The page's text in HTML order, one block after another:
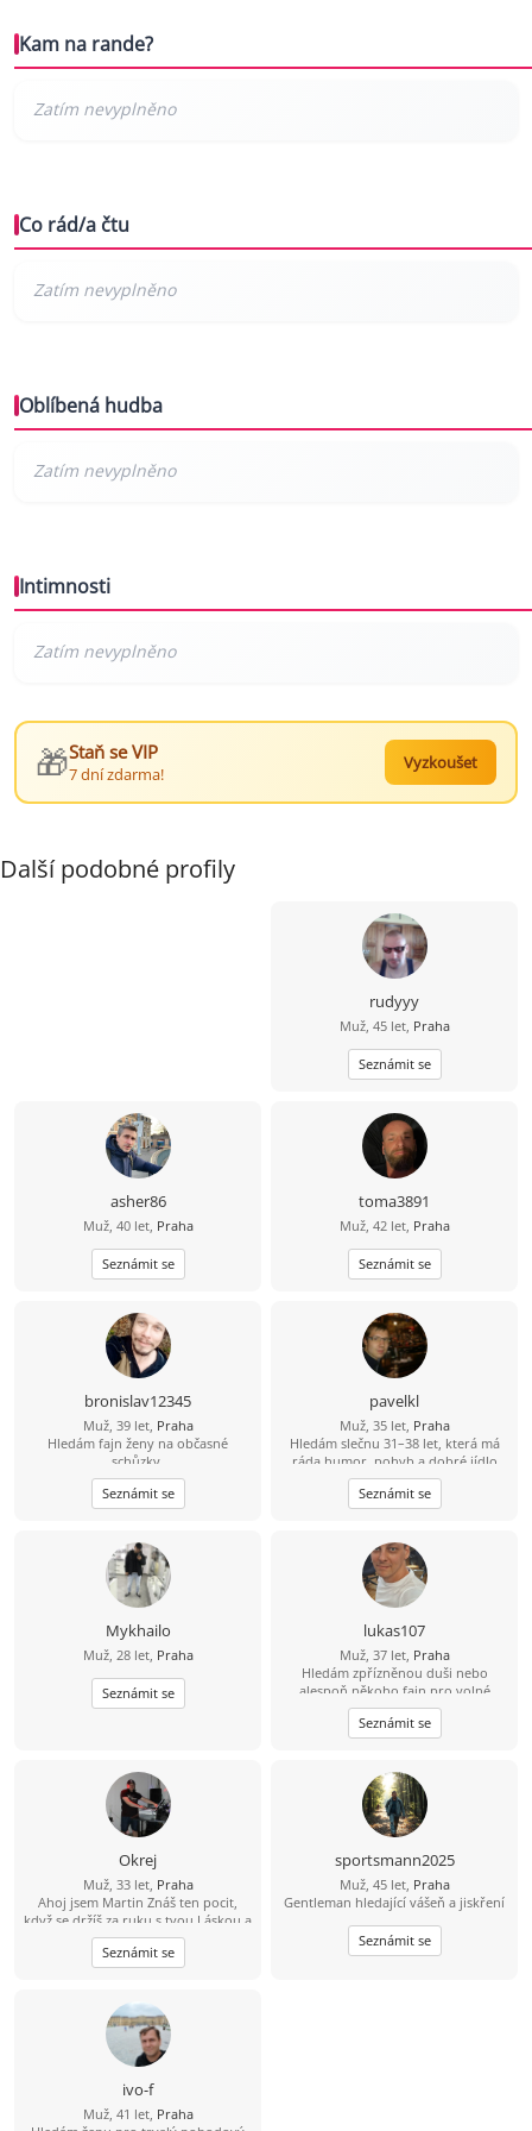
Kam na rande?
Co rád/a čtu
Oblíbená hudba
Intimnosti
🎁Staň se VIP
7 dní zdarma!
Vyzkoušet
Další podobné profily
rudyyy
Muž, 45 let, Praha
Seznámit se
asher86
Muž, 40 let, Praha
Seznámit se
toma3891
Muž, 42 let, Praha
Seznámit se
bronislav12345
Muž, 39 let, Praha
Hledám fajn ženy na občasné
schůzky.
Seznámit se
pavelkl
Muž, 35 let, Praha
Hledám slečnu 31–38 let, která má
ráda humor, pohyb a dobré jídlo
(ideálně i umí vařit ????). Mě baví
lyžování, bowling a dlouhé jízdy na
kole – 80 km beru jako výzvu, ne
bude fajn nejen na výletě, ale i doma
u večeře.
Seznámit se
Mykhailo
Muž, 28 let, Praha
Seznámit se
lukas107
Muž, 37 let, Praha
Hledám zpřízněnou duši nebo
alespoň někoho fajn pro volné
chvíle. ????
Seznámit se
Okrej
Muž, 33 let, Praha
Ahoj jsem Martin Znáš ten pocit,
když se držíš za ruku s tvou Láskou a
čas jakoby neexistoval? Jsem 23 let,
sympatický, svobodný, muž se
smyslem pro humor a životem
držení za ruce bude pouhá
předzvěst toho nádherného, co s
ním prožije. Miluji večerní
procházky, když slunce zapadá. Mám
oblíbenou trasu kolem Vltavy. A pak
společný návrat s posezením a
večeří v útulné hospůdce by mohlo
Seznámit se
sportsmann2025
Muž, 45 let, Praha
Gentleman hledající vášeň a jiskření
Seznámit se
ivo-f
Muž, 41 let, Praha